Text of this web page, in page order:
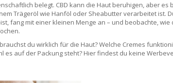
belegt. CBD kann die Haut beruhigen, aber
Trägeröl wie Hanföl oder Sheabutter verarbeitet ist.
fang mit einer kleinen Menge an – und beobachte,
du wirklich für die Haut? Welche Cremes
es auf der Packung steht? Hier findest du keine